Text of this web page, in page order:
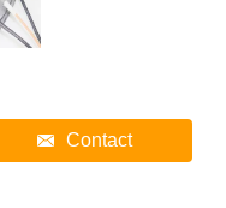
Contact